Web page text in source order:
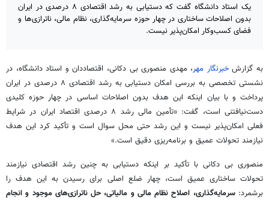
یک استاد دانشگاه گفت که دستیابی به رشد اقتصادی ۸ درصدی در ایران
بدون اصلاحات ساختاری در چهار حوزه سرمایه‌گذاری، نظام مالی، ناترازی‌ها و
فضای کسب‌وکار امکان‌پذیر نیست.
به گزارشخبرنگار مهر، مهدی منصوری بی دکانی، اقتصاددان و استاد دانشگاه، در
نشستی تخصصی به بررسی امکان دستیابی به رشد اقتصادی ۸ درصدی در ایران
پرداخت و با بیان اینکه این هدف بدون اصلاحات اساسی در چهار حوزه کلیدی
دست‌نیافتنی است، گفت: «تأمین مالی رشد ۸ درصدی اقتصاد ایران در شرایط
فعلی امکان‌پذیر نیست و این رشد حتی محل سوال است و تأکید کرد این هدف
نیازمند تحولات عمیق و برنامه‌ریزی دقیق است.»
منصوری بیدکانی با تأکید بر اینکه دستیابی به چنین رشد اقتصادی نیازمند
تحولات ساختاری عمیق است، چهار ضلع اصلی برای رسیدن به این هدف را
برشمرد: سرمایه‌گذاری، اصلاح نظام مالی و مالیاتی، حل ناترازی‌های موجود و انجام